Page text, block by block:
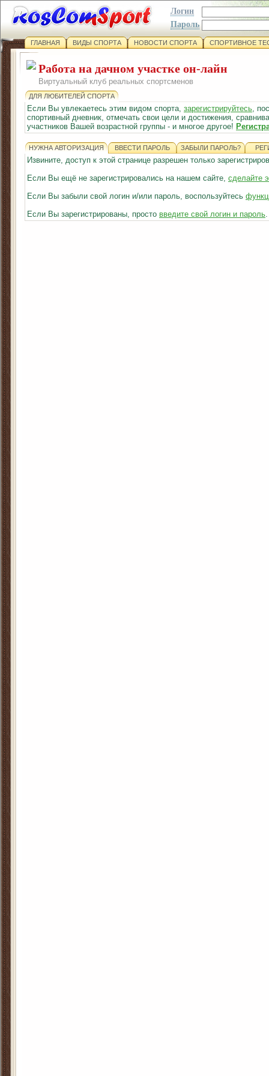
Логин
Пароль
ГЛАВНАЯ ВИДЫ СПОРТА НОВОСТИ СПОРТА СПОРТИВНОЕ
Работа на дачном участке он-лайн
Виртуальный клуб реальных спортсменов
ДЛЯ ЛЮБИТЕЛЕЙ СПОРТА
Если Вы увлекаетесь этим видом спорта, зарегистрируйтесь,
спортивный дневник, отмечать свои цели и достижения,
участников Вашей возрастной группы - и многое другое!
НУЖНА АВТОРИЗАЦИЯ ВВЕСТИ ПАРОЛЬ ЗАБЫЛИ ПАРОЛЬ?
Извините, доступ к этой странице разрешен только
Если Вы ещё не зарегистрировались на нашем сайте, сделайте
Если Вы забыли свой логин и/или пароль, воспользуйтесь
Если Вы зарегистрированы, просто введите свой логин и пароль.